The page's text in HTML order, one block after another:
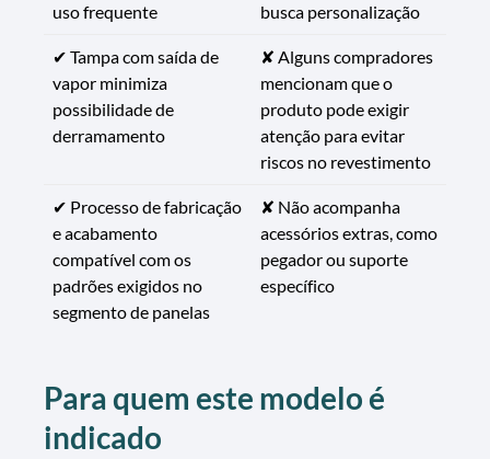
uso frequente
busca personalização
✔ Tampa com saída de
vapor minimiza
possibilidade de
derramamento
✘ Alguns compradores
mencionam que o
produto pode exigir
atenção para evitar
riscos no revestimento
✔ Processo de fabricação
e acabamento
compatível com os
padrões exigidos no
segmento de panelas
✘ Não acompanha
acessórios extras, como
pegador ou suporte
específico
Para quem este modelo é
indicado